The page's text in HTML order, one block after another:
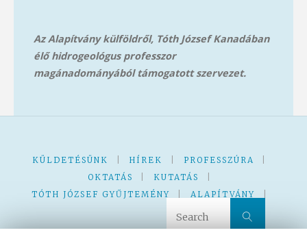
Az Alapítvány külföldről, Tóth József Kanadában
élő hidrogeológus professzor
magánadományából támogatott szervezet.
KÜLDETÉSÜNK HÍREK PROFESSZÚRA
OKTATÁS
KUTATÁS
TÓTH JÓZSEF GYŰJTEMÉNY
ALAPÍTVÁNY
Search